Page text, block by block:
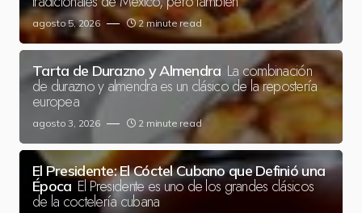
agosto 5, 2026 2 minute read
Tarta de Durazno y Almendra La combinación
de durazno y almendra es un clásico de la repostería
europea
agosto 3, 2026 2 minute read
El Presidente: El Cóctel Cubano que Definió una
Época El Presidente es uno de los grandes clásicos
de la coctelería cubana